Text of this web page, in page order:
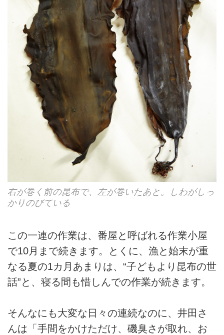
右が巻く前の昆布で、左が巻いたあと。しわがしっ
かりのびている
この一連の作業は、番屋と呼ばれる作業小屋
で10月まで続きます。とくに、漁と始末が重
なる夏の1カ月あまりは、“子どもより昆布の世
話”と、寝る間も惜しんでの作業が続きます。
そんなにも大変な日々の連続なのに、井田さ
んは「手間をかけただけ、磯臭さが取れ、お